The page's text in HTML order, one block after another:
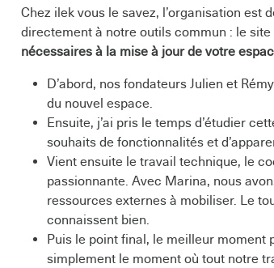
Chez ilek vous le savez, l’organisation est
directement à notre outils commun : le site
nécessaires à la mise à jour de votre
D’abord, nos fondateurs Julien et
du nouvel espace.
Ensuite, j’ai pris le temps d’étudier
souhaits de fonctionnalités et
Vient ensuite le travail technique, le
passionnante. Avec Marina, nous
ressources externes à mobiliser. Le
connaissent bien.
Puis le point final, le meilleur moment
simplement le moment où tout notre